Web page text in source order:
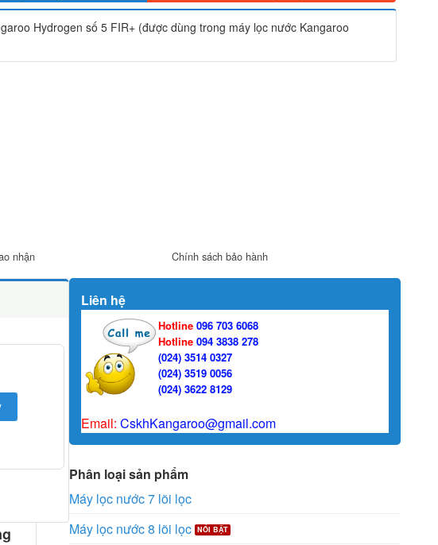
Hydrogen số 5 FIR+ (được dùng trong máy lọc nước Kangaroo
nhận Chính sách bảo hành
Liên hệ
Hotline096 703 6068
Hotline094 3838 278
(024) 3514 0327
(024) 3519 0056
(024) 3622 8129
Email: CskhKangaroo@gmail.com
Phân loại sản phẩm
Máy lọc nước 7 lõi lọc
Máy lọc nước 8 lõi lọc